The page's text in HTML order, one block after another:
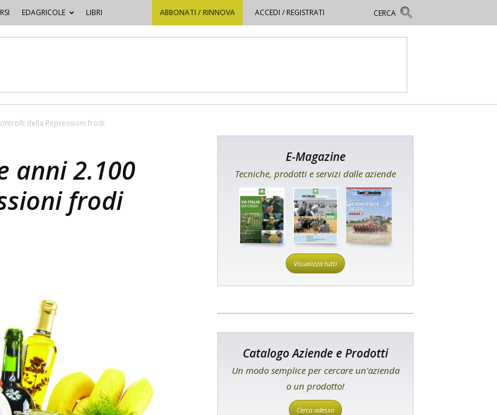
EDAGRICOLE LIBRI ABBONATI / RINNOVA ACCEDI / REGISTRATI
della Repressioni frodi
anni 2.100
frodi
E-Magazine
Tecniche, prodotti e servizi dalle aziende
Visualizza tutti
Catalogo Aziende e Prodotti
Un modo semplice per cercare un'azienda
o un prodotto!
Cerca adesso